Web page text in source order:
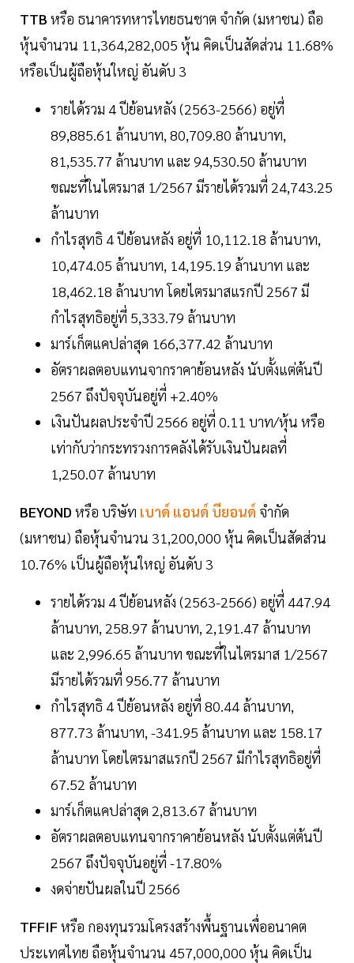
TTB หรือ ธนาคารทหารไทยธนชาต จำกัด (มหาชน) ถือ
หุ้นจำนวน 11,364,282,005 หุ้น คิดเป็นสัดส่วน 11.68%
หรือเป็นผู้ถือหุ้นใหญ่ อันดับ 3
รายได้รวม 4 ปีย้อนหลัง (2563-2566) อยู่ที่
89,885.61 ล้านบาท, 80,709.80 ล้านบาท,
81,535.77 ล้านบาท และ 94,530.50 ล้านบาท
ขณะที่ในไตรมาส 1/2567 มีรายได้รวมที่ 24,743.25
ล้านบาท
กำไรสุทธิ 4 ปีย้อนหลัง อยู่ที่ 10,112.18 ล้านบาท,
10,474.05 ล้านบาท, 14,195.19 ล้านบาท และ
18,462.18 ล้านบาท โดยไตรมาสแรกปี 2567 มี
กำไรสุทธิอยู่ที่ 5,333.79 ล้านบาท
มาร์เก็ตแคปล่าสุด 166,377.42 ล้านบาท
อัตราผลตอบแทนจากราคาย้อนหลัง นับตั้งแต่ต้นปี
2567 ถึงปัจจุบันอยู่ที่ +2.40%
เงินปันผลประจำปี 2566 อยู่ที่ 0.11 บาท/หุ้น หรือ
เท่ากับว่ากระทรวงการคลังได้รับเงินปันผลที่
1,250.07 ล้านบาท
BEYOND หรือ บริษัท เบาด์ แอนด์ บียอนด์ จำกัด
(มหาชน) ถือหุ้นจำนวน 31,200,000 หุ้น คิดเป็นสัดส่วน
10.76% เป็นผู้ถือหุ้นใหญ่ อันดับ 3
รายได้รวม 4 ปีย้อนหลัง (2563-2566) อยู่ที่ 447.94
ล้านบาท, 258.97 ล้านบาท, 2,191.47 ล้านบาท
และ 2,996.65 ล้านบาท ขณะที่ในไตรมาส 1/2567
มีรายได้รวมที่ 956.77 ล้านบาท
กำไรสุทธิ 4 ปีย้อนหลัง อยู่ที่ 80.44 ล้านบาท,
877.73 ล้านบาท, -341.95 ล้านบาท และ 158.17
ล้านบาท โดยไตรมาสแรกปี 2567 มีกำไรสุทธิอยู่ที่
67.52 ล้านบาท
มาร์เก็ตแคปล่าสุด 2,813.67 ล้านบาท
อัตราผลตอบแทนจากราคาย้อนหลัง นับตั้งแต่ต้นปี
2567 ถึงปัจจุบันอยู่ที่ -17.80%
งดจ่ายปันผลในปี 2566
TFFIF หรือ กองทุนรวมโครงสร้างพื้นฐานเพื่ออนาคต
ประเทศไทย ถือหุ้นจำนวน 457,000,000 หุ้น คิดเป็น